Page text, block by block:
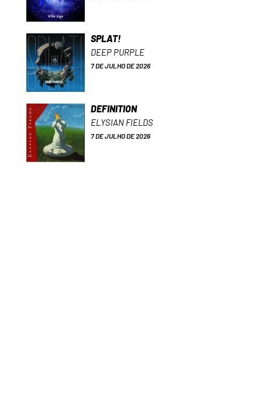
SPLAT!
DEEP PURPLE
7 DE JULHO DE 2026
DEFINITION
ELYSIAN FIELDS
7 DE JULHO DE 2026